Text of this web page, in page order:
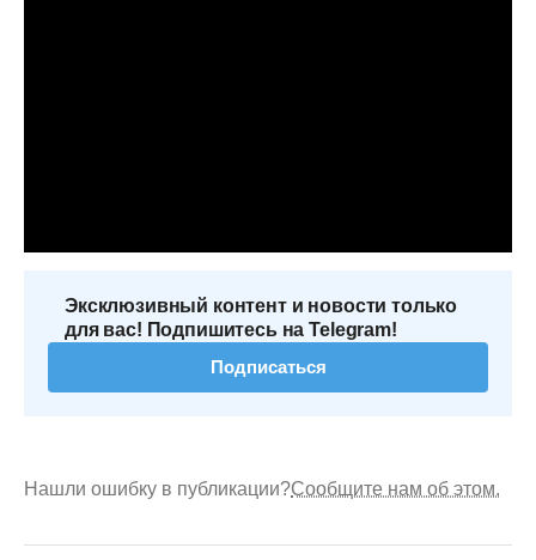
Эксклюзивный контент и новости только
для вас! Подпишитесь на Telegram!
Подписаться
Нашли ошибку в публикации?Сообщите нам об этом.